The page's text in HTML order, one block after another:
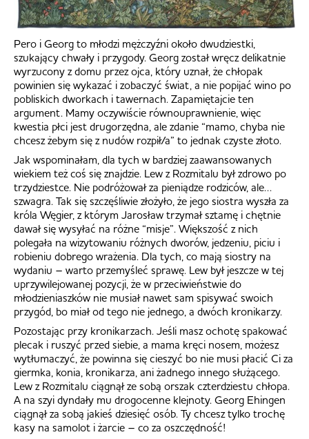
Pero i Georg to młodzi mężczyźni około dwudziestki,
szukający chwały i przygody. Georg został wręcz delikatnie
wyrzucony z domu przez ojca, który uznał, że chłopak
powinien się wykazać i zobaczyć świat, a nie popijać wino po
pobliskich dworkach i tawernach. Zapamiętajcie ten
argument. Mamy oczywiście równouprawnienie, więc
kwestia płci jest drugorzędna, ale zdanie “mamo, chyba nie
chcesz żebym się z nudów rozpił/a” to jednak czyste złoto.
Jak wspominałam, dla tych w bardziej zaawansowanych
wiekiem też coś się znajdzie. Lew z Rozmitalu był zdrowo po
trzydziestce. Nie podróżował za pieniądze rodziców, ale…
szwagra. Tak się szczęśliwie złożyło, że jego siostra wyszła za
króla Węgier, z którym Jarosław trzymał sztamę i chętnie
dawał się wysyłać na różne “misje”. Większość z nich
polegała na wizytowaniu różnych dworów, jedzeniu, piciu i
robieniu dobrego wrażenia. Dla tych, co mają siostry na
wydaniu – warto przemyśleć sprawę. Lew był jeszcze w tej
uprzywilejowanej pozycji, że w przeciwieństwie do
młodzieniaszków nie musiał nawet sam spisywać swoich
przygód, bo miał od tego nie jednego, a dwóch kronikarzy.
Pozostając przy kronikarzach. Jeśli masz ochotę spakować
plecak i ruszyć przed siebie, a mama kręci nosem, możesz
wytłumaczyć, że powinna się cieszyć bo nie musi płacić Ci za
giermka, konia, kronikarza, ani żadnego innego służącego.
Lew z Rozmitalu ciągnął ze sobą orszak czterdziestu chłopa.
A na szyi dyndały mu drogocenne klejnoty. Georg Ehingen
ciągnął za sobą jakieś dziesięć osób. Ty chcesz tylko trochę
kasy na samolot i żarcie – co za oszczędność!